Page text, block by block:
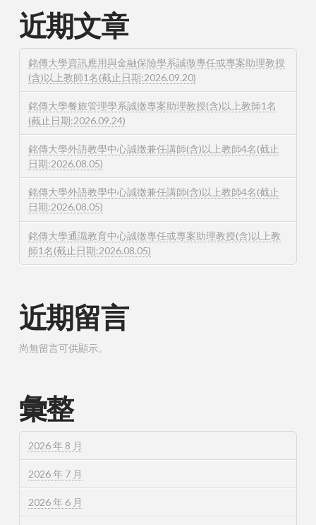
近期文章
銘傳大學資訊應用與金融保險學系誠徵專任或專案助理教授
(含)以上教師1名(截止日期:2026.09.20)
銘傳大學餐旅管理學系誠徵專案助理教授(含)以上教師1名
(截止日期:2026.09.24)
銘傳大學外語教學中心誠徵兼任講師(含)以上教師4名(截止
日期:2026.08.05)
銘傳大學外語教學中心誠徵兼任講師(含)以上教師4名(截止
日期:2026.08.05)
銘傳大學通識教育中心誠徵專任或專案助理教授(含)以上教
師1名(截止日期:2026.08.05)
近期留言
尚無留言可供顯示。
彙整
2026 年 8 月
2026 年 7 月
2026 年 6 月